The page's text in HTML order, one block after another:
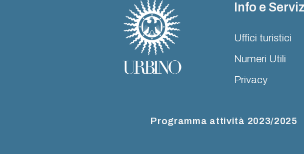
Info e
Uffici turistici
Numeri Utili
Privacy
Programma attività 2023/2025